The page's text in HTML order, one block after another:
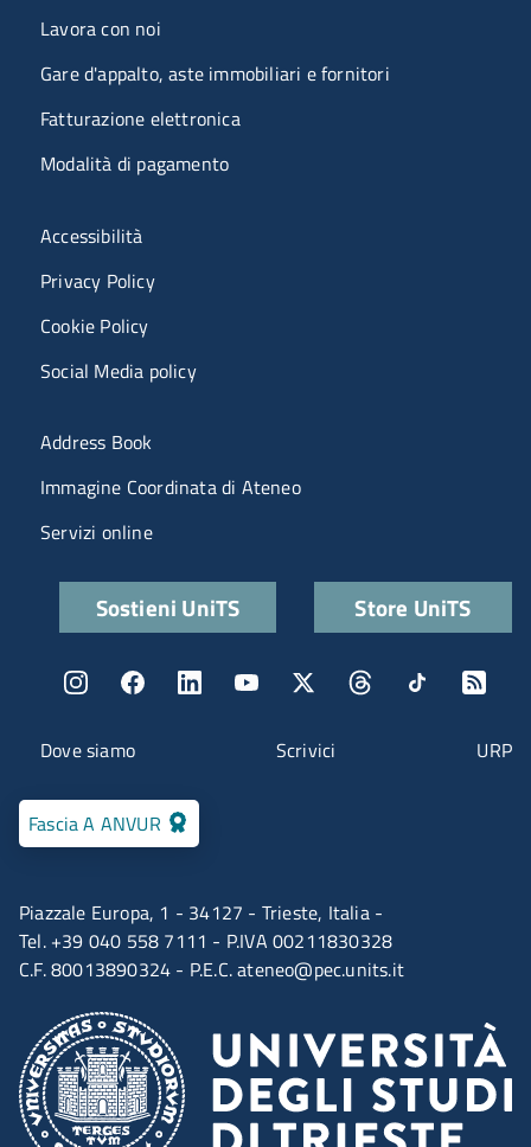
Piazzale Europa, 1 - 34127 - Trieste, Italia -
Tel. +39 040 558 7111 - P.IVA 00211830328
C.F. 80013890324 - P.E.C.ateneo@pec.units.it
Fascia A ANVUR
Menu contatti
Dove siamo Scrivici URP
Lavora con noi
Gare d'appalto, aste immobiliari e fornitori
Fatturazione elettronica
Modalità di pagamento
Menù riferimenti
Accessibilità
Privacy Policy
Cookie Policy
Social Media policy
Menu portale
Address Book
Immagine Coordinata di Ateneo
Servizi online
Quick linksSostieni UniTS Store UniTS
Menu social